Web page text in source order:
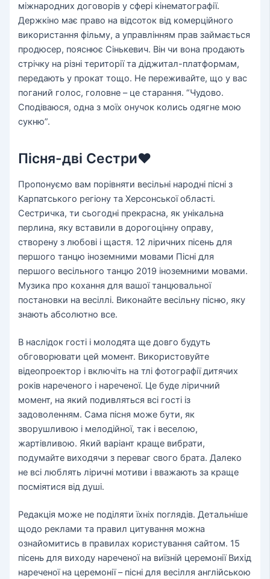
міжнародних договорів у сфері кінематографії.
Держкіно має право на відсоток від комерційного
використання фільму, а управлінням прав займається
продюсер, пояснює Сінькевич. Він чи вона продають
стрічку на різні території та діджитал-платформам,
передають у прокат тощо. Не переживайте, що у вас
поганий голос, головне – це старання. “Чудово.
Сподіваюся, одна з моїх онучок колись одягне мою
сукню”.
Пісня-дві Сестри❤️
Пропонуємо вам порівняти весільні народні пісні з
Карпатського регіону та Херсонської області.
Сестричка, ти сьогодні прекрасна, як унікальна
перлина, яку вставили в дорогоцінну оправу,
створену з любові і щастя. 12 ліричних пісень для
першого танцю іноземними мовами Пісні для
першого весільного танцю 2019 іноземними мовами.
Музика про кохання для вашої танцювальної
постановки на весіллі. Виконайте весільну пісню, яку
знають абсолютно все.
В наслідок гості і молодята ще довго будуть
обговорювати цей момент. Використовуйте
відеопроектор і включіть на тлі фотографії дитячих
років нареченого і нареченої. Це буде ліричний
момент, на який подивляться всі гості із
задоволенням. Сама пісня може бути, як
зворушливою і мелодійної, так і веселою,
жартівливою. Який варіант краще вибрати,
подумайте виходячи з переваг свого брата. Далеко
не всі люблять ліричні мотиви і вважають за краще
посміятися від душі.
Редакція може не поділяти їхніх поглядів. Детальніше
щодо реклами та правил цитування можна
ознайомитись в правилах користування сайтом. 15
пісень для виходу нареченої на виїзній церемонії Вихід
нареченої на церемонії – пісні для весілля англійською